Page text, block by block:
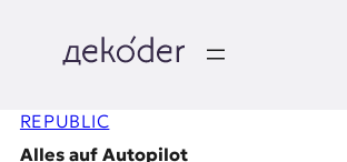
springen
e
REPUBLIC
Alles auf Autopilot